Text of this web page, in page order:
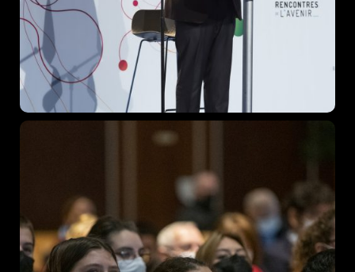
Topics
Business Engineering Growth Platform